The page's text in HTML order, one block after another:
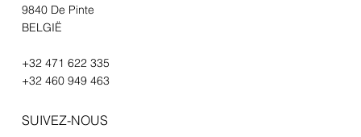
9840 De Pinte
BELGIË
+32 471 622 335
+32 460 949 463
SUIVEZ-NOUS